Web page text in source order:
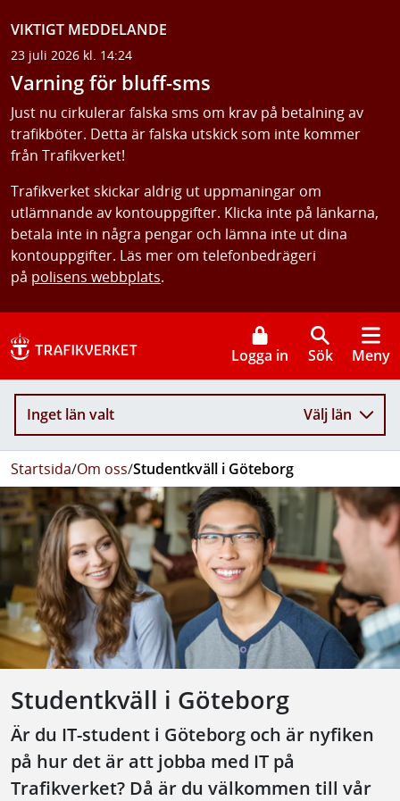
VIKTIGT MEDDELANDE
23 juli 2026 kl. 14:24
Varning för bluff-sms
Just nu cirkulerar falska sms om krav på betalning av
trafikböter. Detta är falska utskick som inte kommer
från Trafikverket!
Trafikverket skickar aldrig ut uppmaningar om
utlämnande av kontouppgifter. Klicka inte på länkarna,
betala inte in några pengar och lämna inte ut dina
kontouppgifter. Läs mer om telefonbedrägeri
på polisens webbplats.
Logga in Sök Meny
Inget län valt Välj län
Startsida/Om oss/Studentkväll i Göteborg
Studentkväll i Göteborg
Är du IT-student i Göteborg och är nyfiken
på hur det är att jobba med IT på
Trafikverket? Då är du välkommen till vår